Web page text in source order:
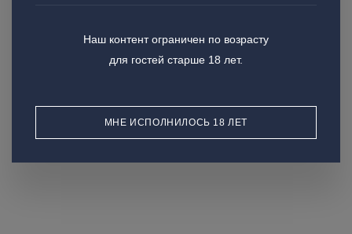
Наш контент ограничен по возрасту
для гостей старше 18 лет.
МНЕ ИСПОЛНИЛОСЬ 18 ЛЕТ
JEAN-MICHEL GAUNOUX ET FILS
POMMARD LES PERRIER
Красное, Сухое, 0.75